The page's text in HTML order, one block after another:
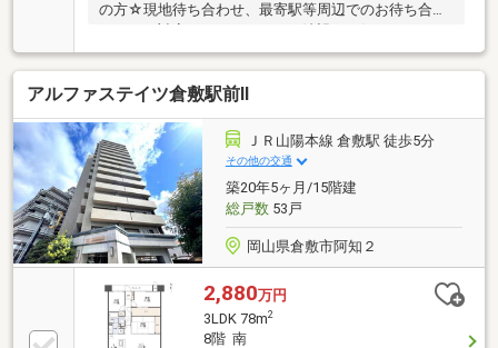
の方☆現地待ち合わせ、最寄駅等周辺でのお待ち合わ
♪☆住宅ローンのご相談も可能です！☆住宅ローン、
不動産購入完了までの流れまでのご説明致します♪銀
行の仮審査から本申し込みまで、全てお手伝いさせて
いただきますのでお任せください！頭金がない・借入
上限など・他の借り入れ一括返済、リフォームローン
の組込みなどわからないことがればご質問ください！
物件へのご案内、相談はすべて無料で対応致します
(^^)/！
アルファステイツ倉敷駅前Ⅱ
ＪＲ山陽本線 倉敷駅 徒歩5分
その他の交通
築20年5ヶ月/15階建
総戸数53戸
岡山県倉敷市阿知２
2,880万円
3LDK 78m2
8階 南